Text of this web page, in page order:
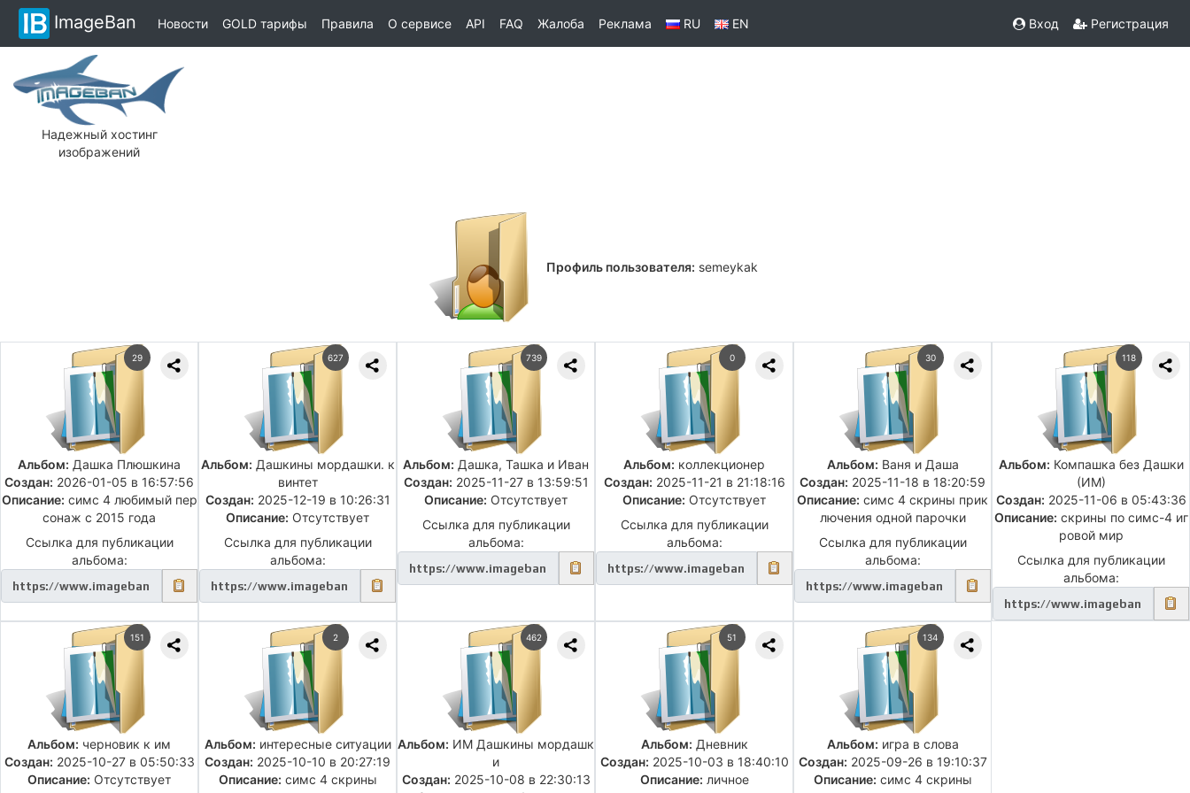
ImageBan Новости GOLD тарифы Правила О сервисе API FAQ Жалоба Реклама RU EN Вход Регистрация
Надежный хостинг
изображений
Профиль пользователя: semeykak
29
Альбом: Дашка Плюшкина
Создан: 2026-01-05 в 16:57:56
Описание: симс 4 любимый пер
сонаж с 2015 года
Ссылка для публикации
альбома:
627
Альбом: Дашкины мордашки. к
винтет
Создан: 2025-12-19 в 10:26:31
Описание: Отсутствует
Ссылка для публикации
альбома:
739
Альбом: Дашка, Ташка и Иван
Создан: 2025-11-27 в 13:59:51
Описание: Отсутствует
Ссылка для публикации
альбома:
0
Альбом: коллекционер
Создан: 2025-11-21 в 21:18:16
Описание: Отсутствует
Ссылка для публикации
альбома:
30
Альбом: Ваня и Даша
Создан: 2025-11-18 в 18:20:59
Описание: симс 4 скрины прик
лючения одной парочки
Ссылка для публикации
альбома:
118
Альбом: Компашка без Дашки
(ИМ)
Создан: 2025-11-06 в 05:43:36
Описание: скрины по симс-4 иг
ровой мир
Ссылка для публикации
альбома:
151
Альбом: черновик к им
Создан: 2025-10-27 в 05:50:33
Описание: Отсутствует
2
Альбом: интересные ситуации
Создан: 2025-10-10 в 20:27:19
Описание: симс 4 скрины
462
Альбом: ИМ Дашкины мордашк
и
Создан: 2025-10-08 в 22:30:13
51
Альбом: Дневник
Создан: 2025-10-03 в 18:40:10
Описание: личное
134
Альбом: игра в слова
Создан: 2025-09-26 в 19:10:37
Описание: симс 4 скрины